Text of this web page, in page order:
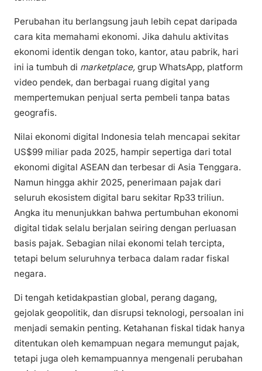
Perubahan itu berlangsung jauh lebih cepat daripada
cara kita memahami ekonomi. Jika dahulu aktivitas
ekonomi identik dengan toko, kantor, atau pabrik, hari
ini ia tumbuh di marketplace, grup WhatsApp, platform
video pendek, dan berbagai ruang digital yang
mempertemukan penjual serta pembeli tanpa batas
geografis.
Nilai ekonomi digital Indonesia telah mencapai sekitar
US$99 miliar pada 2025, hampir sepertiga dari total
ekonomi digital ASEAN dan terbesar di Asia Tenggara.
Namun hingga akhir 2025, penerimaan pajak dari
seluruh ekosistem digital baru sekitar Rp33 triliun.
Angka itu menunjukkan bahwa pertumbuhan ekonomi
digital tidak selalu berjalan seiring dengan perluasan
basis pajak. Sebagian nilai ekonomi telah tercipta,
tetapi belum seluruhnya terbaca dalam radar fiskal
negara.
Di tengah ketidakpastian global, perang dagang,
gejolak geopolitik, dan disrupsi teknologi, persoalan ini
menjadi semakin penting. Ketahanan fiskal tidak hanya
ditentukan oleh kemampuan negara memungut pajak,
tetapi juga oleh kemampuannya mengenali perubahan